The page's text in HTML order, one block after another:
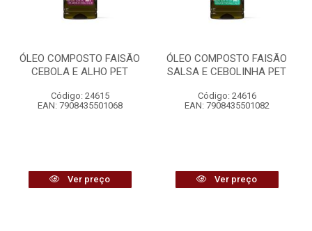
ÓLEO COMPOSTO FAISÃO
CEBOLA E ALHO PET
Código: 24615
EAN: 7908435501068
Ver preço
ÓLEO COMPOSTO FAISÃO
SALSA E CEBOLINHA PET
Código: 24616
EAN: 7908435501082
Ver preço